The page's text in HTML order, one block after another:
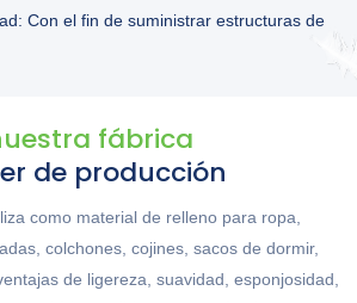
Con el fin de suministrar estructuras de
fábrica
de producción
como material de relleno para ropa,
colchones, cojines, sacos de dormir,
de ligereza, suavidad, esponjosidad,